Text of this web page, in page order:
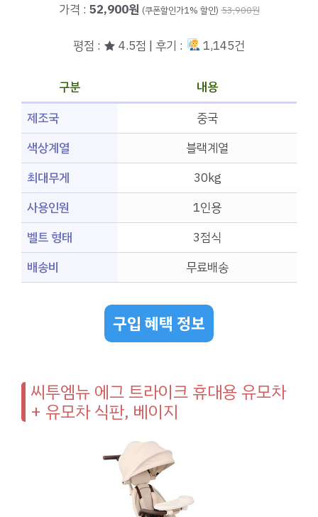
가격 : 52,900원 (쿠폰할인가1% 할인) 53,900원
평점 : ★ 4.5점 | 후기 : 1,145건
구분
내용
제조국
중국
색상계열
블랙계열
최대무게
30kg
사용인원
1인용
벨트 형태
3점식
배송비
무료배송
구입 혜택 정보
씨투엠뉴 에그 트라이크 휴대용 유모차
+ 유모차 식판, 베이지